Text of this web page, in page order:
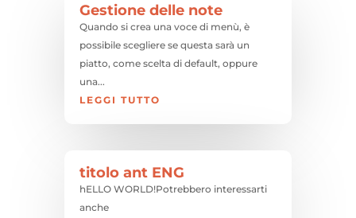
Gestione delle note
Quando si crea una voce di menù, è
possibile scegliere se questa sarà un
piatto, come scelta di default, oppure
una...
LEGGI TUTTO
titolo ant ENG
hELLO WORLD!Potrebbero interessarti
anche